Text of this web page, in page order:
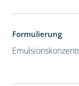
Formulierung